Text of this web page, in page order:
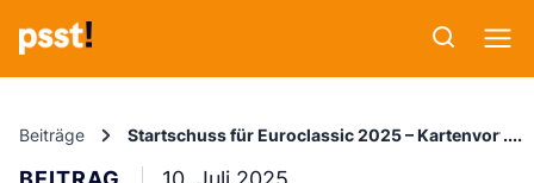
Beiträge Startschuss für Euroclassic 2025 –